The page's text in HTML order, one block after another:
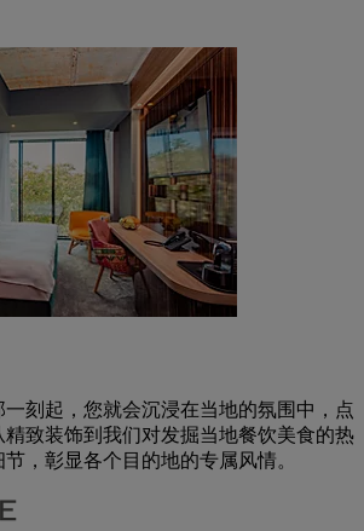
一刻起，您就会沉浸在当地的氛围中，点
致装饰到我们对发掘当地餐饮美食的热
，彰显各个目的地的专属风情。